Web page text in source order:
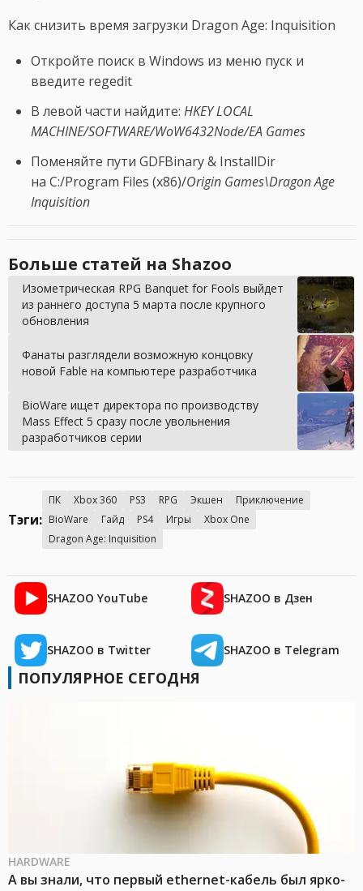
Как снизить время загрузки Dragon Age: Inquisition
Откройте поиск в Windows из меню пуск и
введите regedit
В левой части найдите: HKEY LOCAL
MACHINE/SOFTWARE/WoW6432Node/EA Games
Поменяйте пути GDFBinary & InstallDir
на C:/Program Files (x86)/Origin Games\Dragon Age
Inquisition
Больше статей на Shazoo
Изометрическая RPG Banquet for Fools выйдет
из раннего доступа 5 марта после крупного
обновления
Фанаты разглядели возможную концовку
новой Fable на компьютере разработчика
BioWare ищет директора по производству
Mass Effect 5 сразу после увольнения
разработчиков серии
Тэги:
ПК Xbox 360 PS3 RPG Экшен
Приключение
BioWare
Гайд PS4 Игры
Xbox One
Dragon Age: Inquisition
SHAZOO YouTube SHAZOO в Дзен
SHAZOO в Twitter SHAZOO в Telegram
ПОПУЛЯРНОЕ СЕГОДНЯ
HARDWARE
А вы знали, что первый ethernet-кабель был ярко-